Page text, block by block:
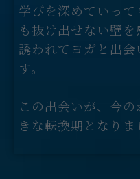
学びを深めていっ
も抜け出せない壁
誘われてヨガと出
す。
この出会いが、今
きな転換期となりま